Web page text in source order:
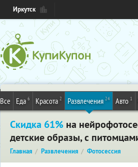
Иркутск
Все Еда 6 Красота 2 Развлечения 24 Авто 1
Скидка 61% на
детские образы, с
Главная Развлечения Фотосессия